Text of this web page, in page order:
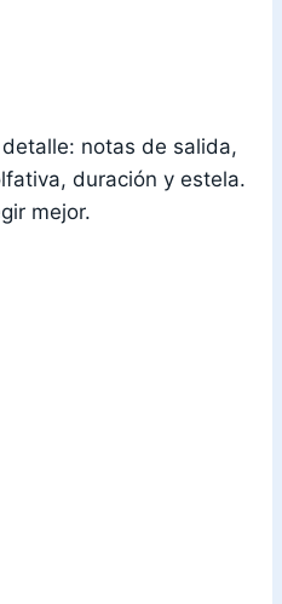
notas de salida,
duración y estela.
mejor.